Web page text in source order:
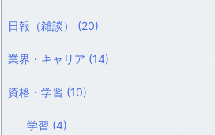
日報（雑談） (20)
業界・キャリア (14)
資格・学習 (10)
学習 (4)